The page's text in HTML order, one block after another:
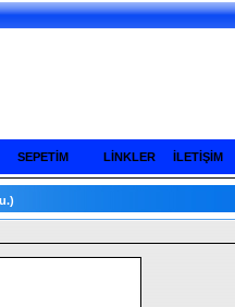
SEPETİM LİNKLER İLETİŞİM